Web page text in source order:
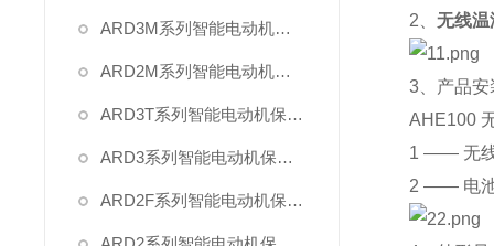
2、无线温
3、产品安
AHE100
1 —— 无
2 —— 电
ARD3M系列智能电动机保护器
ARD2M系列智能电动机保护器
ARD3T系列智能电动机保护器
ARD3系列智能电动机保护器
ARD2F系列智能电动机保护器